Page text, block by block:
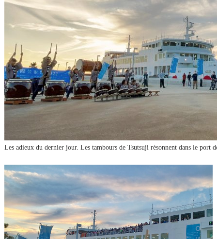
Les adieux du dernier jour. Les tambours de Tsutsuji résonnent dans le port